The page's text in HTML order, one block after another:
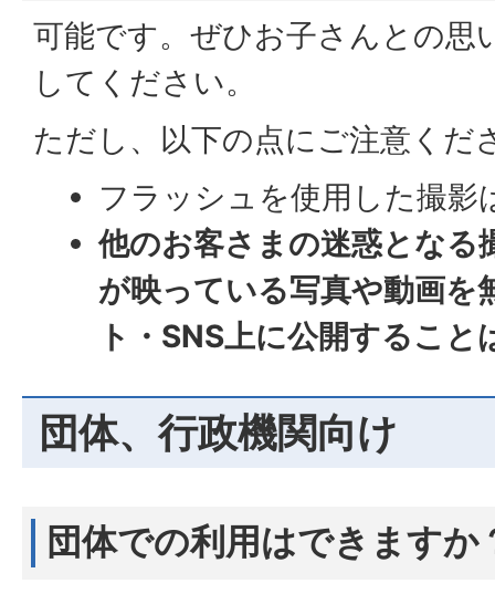
可能です。ぜひお子さんとの思
してください。
ただし、以下の点にご注意くだ
フラッシュを使用した撮影
他のお客さまの迷惑となる
が映っている写真や動画を
ト・SNS上に公開するこ
団体、行政機関向け
団体での利用はできますか